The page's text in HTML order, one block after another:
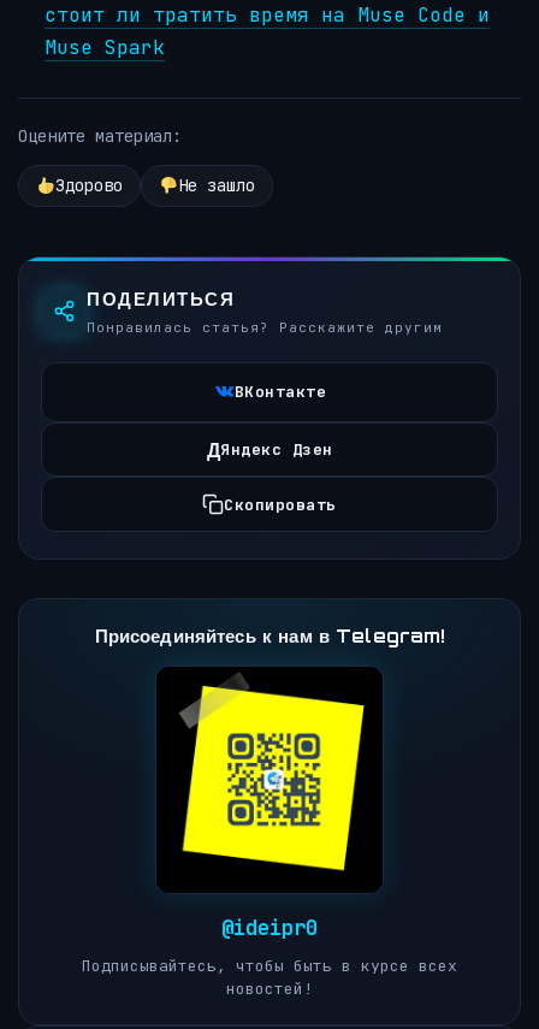
стоит ли тратить время на Muse Code и
Muse Spark
Оцените материал:
Здорово Не зашло
ПОДЕЛИТЬСЯ
Понравилась статья? Расскажите другим
ВКонтакте
ДЯндекс Дзен
Скопировать
Присоединяйтесь к нам в Telegram!
@ideipr0
Подписывайтесь, чтобы быть в курсе всех
новостей!